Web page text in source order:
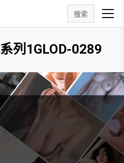
搜索
列1GLOD-0289